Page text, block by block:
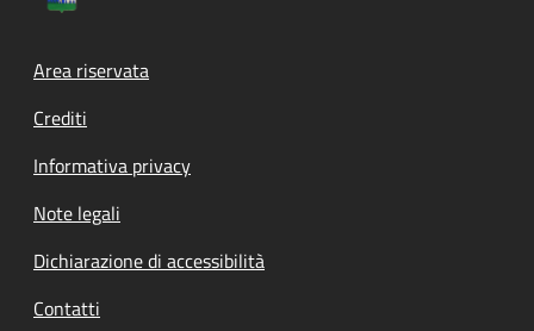
Footer menu
Area riservata
Crediti
Informativa privacy
Note legali
Dichiarazione di accessibilità
Contatti